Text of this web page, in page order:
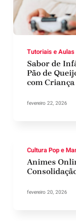
Tutoriais e Aulas
Sabor de
Pão de
com
fevereiro 22, 2026
Cultura Pop e
Animes
fevereiro 20, 2026